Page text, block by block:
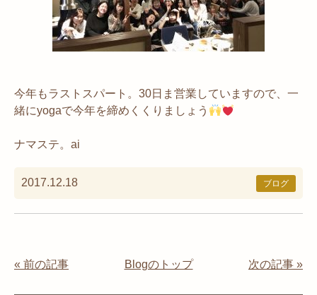
今年もラストスパート。30日ま営業していますので、一
緒にyogaで今年を締めくくりましょう
ナマステ。ai
2017.12.18 ブログ
« 前の記事 Blogのトップ 次の記事 »